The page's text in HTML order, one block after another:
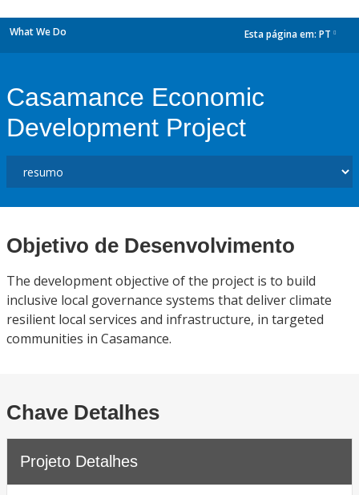
What We Do Esta página em: PT
Casamance Economic
Development Project
Objetivo de Desenvolvimento
The development objective of the project is to build
inclusive local governance systems that deliver climate
resilient local services and infrastructure, in targeted
communities in Casamance.
Chave Detalhes
Projeto Detalhes